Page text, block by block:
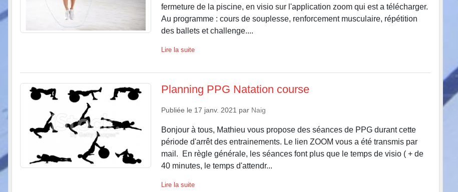
fermeture de la piscine, en visio sur l'application zoom qui est a télécharger.
Au programme : cours de souplesse, renforcement musculaire, répétition
des ballets et challenge....
Lire la suite
Planning PPG Natation course
Publiée le 17 janv. 2021 par Naig
Bonjour à tous, Mathieu vous propose des séances de PPG durant cette
période d'arrêt des entrainements. Le lien ZOOM vous a été transmis par
mail. En règle générale, les séances font plus que le temps de visio ( + de
40 minutes, le temps d'attendr...
Lire la suite